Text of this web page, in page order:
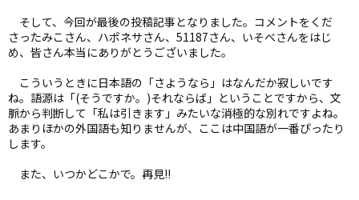
そして、今回が最後の投稿記事となりました。コメントをくだ
さったみこさん、ハポネサさん、51187さん、いそべさんをはじ
め、皆さん本当にありがとうございました。
こういうときに日本語の「さようなら」はなんだか寂しいです
ね。語源は「(そうですか。)それならば」ということですから、文
脈から判断して「私は引きます」みたいな消極的な別れですよね。
あまりほかの外国語も知りませんが、ここは中国語が一番ぴったり
します。
また、いつかどこかで。再見!!